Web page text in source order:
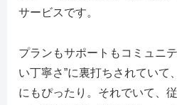
サービスです。
プランもサポートもコミュニ
い丁寧さ”に裏打ちされていて
にもぴったり。それでいて、